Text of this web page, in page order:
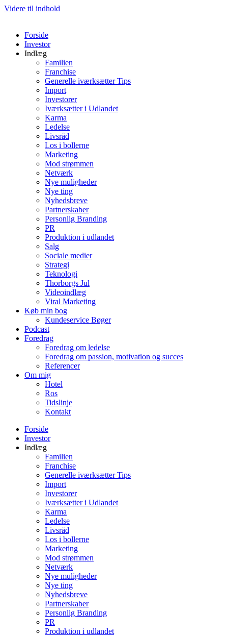
Videre til indhold
Forside
Investor
Indlæg
Familien
Franchise
Generelle iværksætter Tips
Import
Investorer
Iværksætter i Udlandet
Karma
Ledelse
Livsråd
Los i bollerne
Marketing
Mod strømmen
Netværk
Nye muligheder
Nye ting
Nyhedsbreve
Partnerskaber
Personlig Branding
PR
Produktion i udlandet
Salg
Sociale medier
Strategi
Teknologi
Thorborgs Jul
Videoindlæg
Viral Marketing
Køb min bog
Kundeservice Bøger
Podcast
Foredrag
Foredrag om ledelse
Foredrag om passion, motivation og succes
Referencer
Om mig
Hotel
Ros
Tidslinje
Kontakt
Forside
Investor
Indlæg
Familien
Franchise
Generelle iværksætter Tips
Import
Investorer
Iværksætter i Udlandet
Karma
Ledelse
Livsråd
Los i bollerne
Marketing
Mod strømmen
Netværk
Nye muligheder
Nye ting
Nyhedsbreve
Partnerskaber
Personlig Branding
PR
Produktion i udlandet